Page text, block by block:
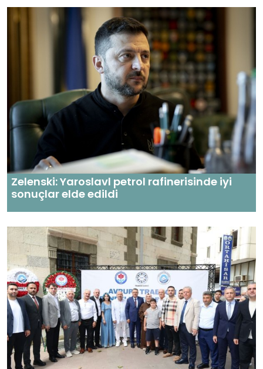
Zelenski: Yaroslavl petrol rafinerisinde iyi
sonuçlar elde edildi